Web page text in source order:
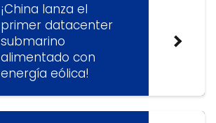
¡China lanza el
primer datacenter
submarino
alimentado con
energía eólica!